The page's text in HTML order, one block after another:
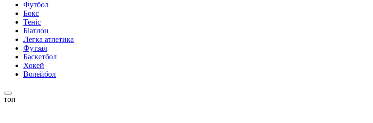
Футбол
Бокс
Теніс
Біатлон
Легка атлетика
Футзал
Баскетбол
Хокей
Волейбол
топ